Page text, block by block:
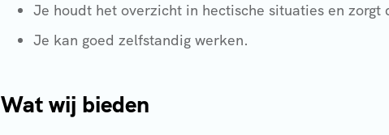
Je houdt het overzicht in hectische situaties en
Je kan goed zelfstandig werken.
Wat wij bieden